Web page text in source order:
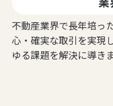
不動産業界で長年培っ
心・確実な取引を実現
ゆる課題を解決に導きま